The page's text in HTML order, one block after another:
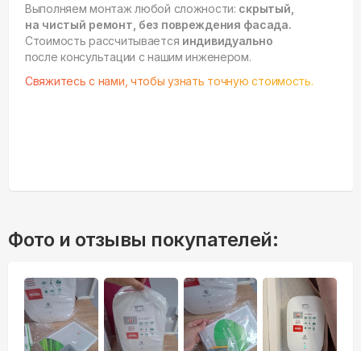
Выполняем монтаж любой сложности: скрытый,
на чистый ремонт, без повреждения фасада.
Стоимость рассчитывается индивидуально
после консультации с нашим инженером.
Свяжитесь с нами, чтобы узнать точную стоимость.
Фото и отзывы покупателей: